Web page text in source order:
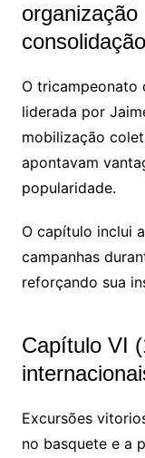
O tricampeonato
liderada por
mobilização
apontavam
popularidade.
O capítulo inclui
campanhas
reforçando sua
Capítulo VI
Excursões
no basquete e a